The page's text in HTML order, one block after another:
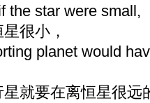
the star were small,
很小，
planet would
就要在离恒星很远